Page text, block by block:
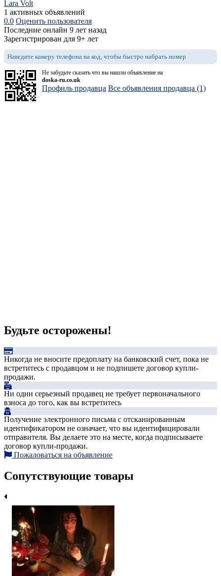
Lara Volt
1 активных объявлений
0.0 Оценить пользователя
Последние онлайн 9 лет назад
Зарегистрирован для 9+ лет
Наведите камеру телефона на код, чтобы быстро набрать номер
Не забудьте сказать что вы нашли объявление на
doska-ru.co.uk
Профиль продавца Все объявления продавца (1)
Будьте осторожены!
Никогда не вносите предоплату на банковский счет, пока не
встретитесь с продавцом и не подпишете договор купли-
продажи.
Ни один серьезный продавец не требует первоначального
взноса до того, как вы встретитесь
Получение электронного письма с отсканированным
идентификатором не означает, что вы идентифицировали
отправителя. Вы делаете это на месте, когда подписываете
договор купли-продажи.
Пожаловаться на объявление
Сопутствующие товары